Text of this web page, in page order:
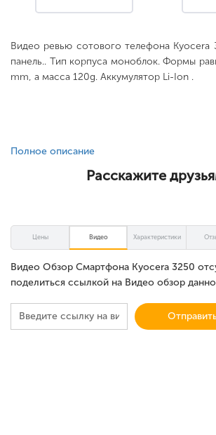
Видео ревью сотового телефона Kyocera
панель.. Тип корпуса моноблок. Формы
mm, а масса 120g. Аккумулятор Li-Ion .
Полное описание
Расскажите
Цены Видео Характеристики
Видео Обзор Смартфона Kyocera 3250
поделиться ссылкой на Видео обзор